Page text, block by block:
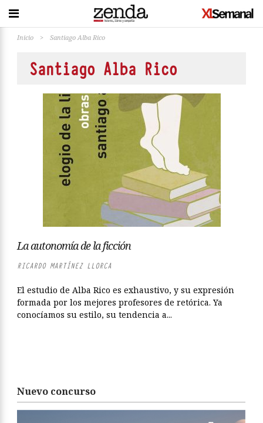
Inicio > Santiago Alba Rico
Santiago Alba Rico
La autonomía de la ficción
RICARDO MARTÍNEZ LLORCA
El estudio de Alba Rico es exhaustivo, y su expresión
formada por los mejores profesores de retórica. Ya
conocíamos su estilo, su tendencia a...
Nuevo concurso